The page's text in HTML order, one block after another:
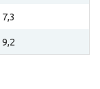
7,3
9,2